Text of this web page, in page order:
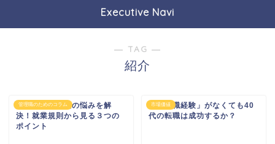
Executive Navi
― TAG ―
紹介
管理職のためのコラム
管理職の残業代の悩みを解
決！就業規則から見る３つの
ポイント
市場価値
「管理職経験」がなくても40
代の転職は成功するか？